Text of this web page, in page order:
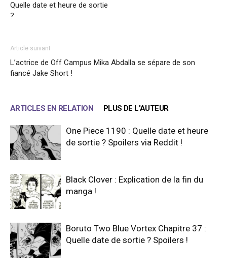
Quelle date et heure de sortie
?
Article suivant
L’actrice de Off Campus Mika Abdalla se sépare de son
fiancé Jake Short !
ARTICLES EN RELATION PLUS DE L'AUTEUR
One Piece 1190 : Quelle date et heure
de sortie ? Spoilers via Reddit !
Black Clover : Explication de la fin du
manga !
Boruto Two Blue Vortex Chapitre 37 :
Quelle date de sortie ? Spoilers !